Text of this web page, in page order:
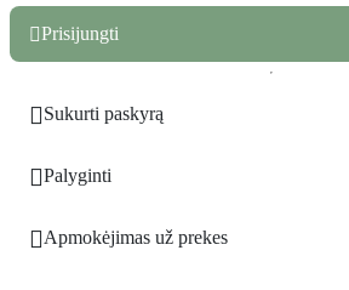
Prisijungti
Sukurti paskyrą
Palyginti
Apmokėjimas už prekes